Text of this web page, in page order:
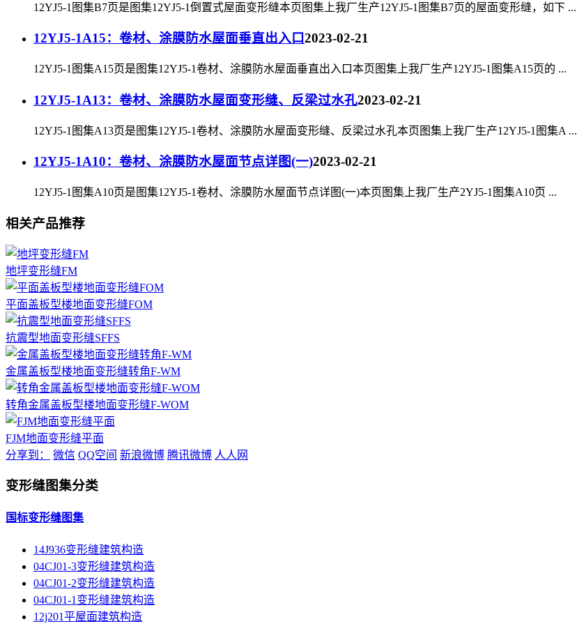
12YJ5-1图集B7页是图集12YJ5-1倒置式屋面变形缝本页图集上我厂生产12YJ5-1图集B7页的屋面变形缝，如下 ...
12YJ5-1A15：卷材、涂膜防水屋面垂直出入口2023-02-21
12YJ5-1图集A15页是图集12YJ5-1卷材、涂膜防水屋面垂直出入口本页图集上我厂生产12YJ5-1图集A15页的 ...
12YJ5-1A13：卷材、涂膜防水屋面变形缝、反梁过水孔2023-02-21
12YJ5-1图集A13页是图集12YJ5-1卷材、涂膜防水屋面变形缝、反梁过水孔本页图集上我厂生产12YJ5-1图集A ...
12YJ5-1A10：卷材、涂膜防水屋面节点详图(一)2023-02-21
12YJ5-1图集A10页是图集12YJ5-1卷材、涂膜防水屋面节点详图(一)本页图集上我厂生产2YJ5-1图集A10页 ...
相关产品推荐
地坪变形缝FM
平面盖板型楼地面变形缝FOM
抗震型地面变形缝SFFS
金属盖板型楼地面变形缝转角F-WM
转角金属盖板型楼地面变形缝F-WOM
FJM地面变形缝平面
分享到：
微信 QQ空间 新浪微博 腾讯微博 人人网
变形缝图集分类
国标变形缝图集
14J936变形缝建筑构造
04CJ01-3变形缝建筑构造
04CJ01-2变形缝建筑构造
04CJ01-1变形缝建筑构造
12j201平屋面建筑构造